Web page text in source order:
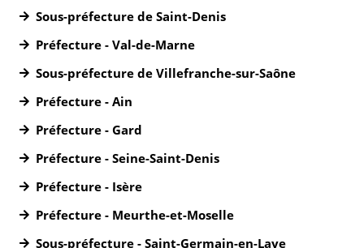
Sous-préfecture de Saint-Denis
Préfecture - Val-de-Marne
Sous-préfecture de Villefranche-sur-Saône
Préfecture - Ain
Préfecture - Gard
Préfecture - Seine-Saint-Denis
Préfecture - Isère
Préfecture - Meurthe-et-Moselle
Sous-préfecture - Saint-Germain-en-Laye